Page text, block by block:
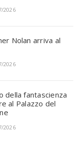
2026
Nolan arriva al
2026
della fantascienza
al Palazzo del
2026